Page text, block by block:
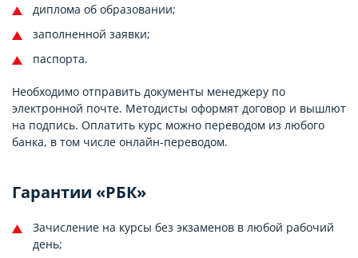
диплома об образовании;
заполненной заявки;
паспорта.
Необходимо отправить документы менеджеру по
электронной почте. Методисты оформят договор и вышлют
на подпись. Оплатить курс можно переводом из любого
банка, в том числе онлайн-переводом.
Гарантии «РБК»
Зачисление на курсы без экзаменов в любой рабочий
день;